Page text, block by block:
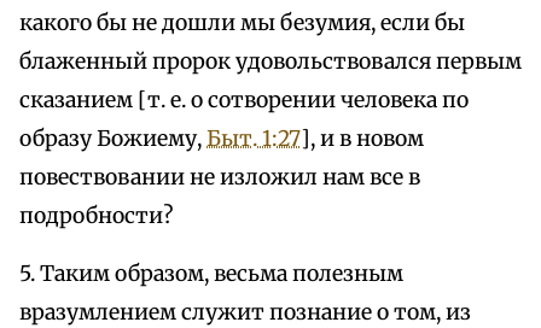
какого бы не дошли мы безумия, если бы
блаженный пророк удовольствовался первым
сказанием [т. е. о сотворении человека по
образу Божиему,Быт. 1:27], и в новом
повествовании не изложил нам все в
подробности?
5. Таким образом, весьма полезным
вразумлением служит познание о том, из